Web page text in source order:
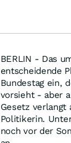
BERLIN - Das
entscheidende
Bundestag ein,
vorsieht - aber
Gesetz verlangt
Politikerin.
noch vor der